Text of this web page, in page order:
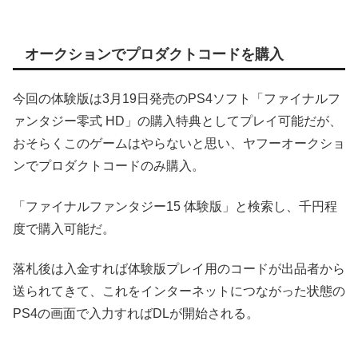
オークションでプロダクトコードを購入
今回の体験版は3月19日発売のPS4ソフト「ファイナルフ
ァンタジー零式 HD」の購入特典としてプレイ可能だが、
おそらくこのゲームはやらないと思い、ヤフーオークショ
ンでプロダクトコードのみ購入。
「ファイナルファンタジー15 体験版」と検索し、千円程
度で購入可能だ。
落札後は入金すれば体験版プレイ用のコードが出品者から
送られてきて、これをインターネットにつながった状態の
PS4の画面で入力すればDLが開始される。